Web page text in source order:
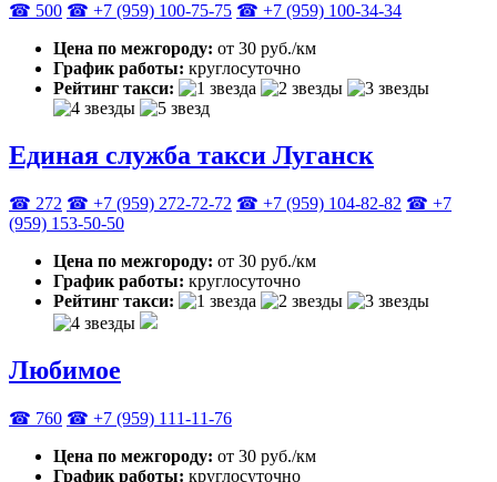
☎ 500 ☎ +7 (959) 100-75-75 ☎ +7 (959) 100-34-34
Цена по межгороду: от 30 руб./км
График работы: круглосуточно
Рейтинг такси:
Единая служба такси Луганск
☎ 272 ☎ +7 (959) 272-72-72 ☎ ‎+7 (959) 104-82-82 ☎ +7
(959) 153-50-50
Цена по межгороду: от 30 руб./км
График работы: круглосуточно
Рейтинг такси:
Любимое
☎ 760 ☎ +7 (959) 111-11-76
Цена по межгороду: от 30 руб./км
График работы: круглосуточно